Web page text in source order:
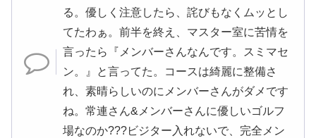
る。優しく注意したら、詫びもなくムッとし
てたわぁ。前半を終え、マスター室に苦情を
言ったら『メンバーさんなんです。スミマセ
ン。』と言ってた。コースは綺麗に整備さ
れ、素晴らしいのにメンバーさんがダメです
ね。常連さん&メンバーさんに優しいゴルフ
場なのか???ビジター入れないで、完全メン